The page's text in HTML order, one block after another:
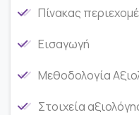
Πίνακας
Εισαγωγή
Μεθοδολογία
Στοιχεία